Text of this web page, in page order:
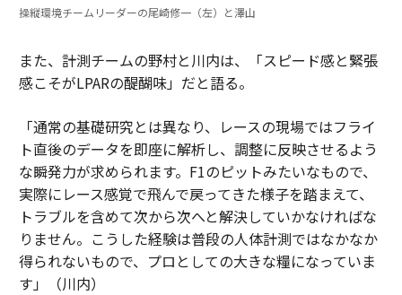
操縦環境チームリーダーの尾崎修一（左）と澤山
また、計測チームの野村と川内は、「スピード感と緊張
感こそがLPARの醍醐味」だと語る。
「通常の基礎研究とは異なり、レースの現場ではフライ
ト直後のデータを即座に解析し、調整に反映させるよう
な瞬発力が求められます。F1のピットみたいなもので、
実際にレース感覚で飛んで戻ってきた様子を踏まえて、
トラブルを含めて次から次へと解決していかなければな
りません。こうした経験は普段の人体計測ではなかなか
得られないもので、プロとしての大きな糧になっていま
す」（川内）